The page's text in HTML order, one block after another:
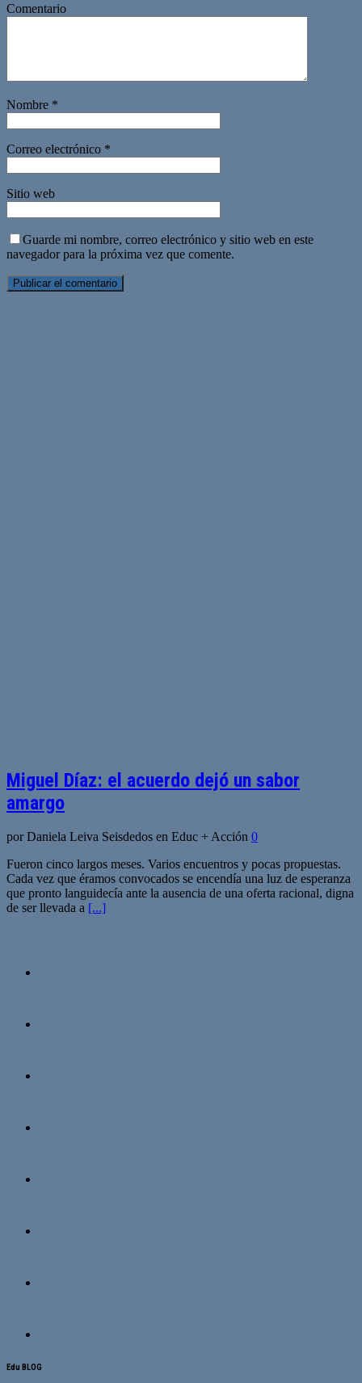
Comentario
Nombre *
Correo electrónico *
Sitio web
Guarde mi nombre, correo electrónico y sitio web en este
navegador para la próxima vez que comente.
Miguel Díaz: el acuerdo dejó un sabor
amargo
por Daniela Leiva Seisdedos en Educ + Acción 0
Fueron cinco largos meses. Varios encuentros y pocas propuestas.
Cada vez que éramos convocados se encendía una luz de esperanza
que pronto languidecía ante la ausencia de una oferta racional, digna
de ser llevada a [...]
Edu BLOG